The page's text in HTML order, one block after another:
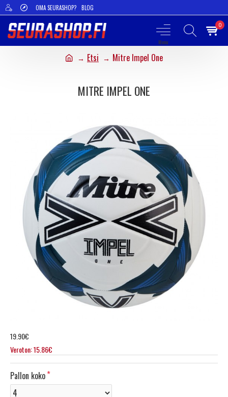
OMA SEURASHOP? BLOG
0
Etsi Mitre Impel One
MITRE IMPEL ONE
19.90€
Veroton: 15.86€
Pallon koko